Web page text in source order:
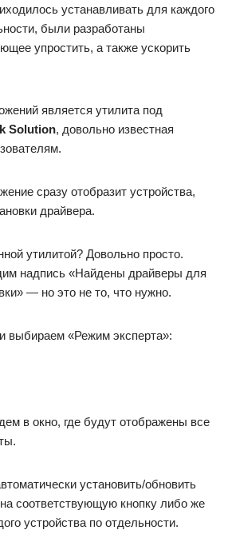
устанавливать для каждого
были разработаны
упростить, а также ускорить
является утилита под
Solution, довольно известная
сразу отобразит устройства,
драйвера.
утилитой? Довольно просто.
надпись «Найдены драйверы для
— но это не то, что нужно.
выбираем «Режим эксперта»:
в окно, где будут отображены все
установить/обновить
соответствующую кнопку либо же
устройства по отдельности.